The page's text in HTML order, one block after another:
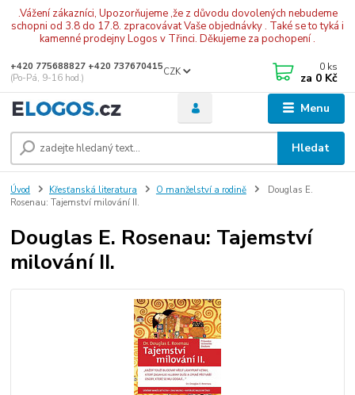
.Vážení zákazníci, Upozorňujeme ,že z důvodu dovolených nebudeme
schopni od 3.8 do 17.8. zpracovávat Vaše objednávky . Také se to tyká i
kamenné prodejny Logos v Třinci. Děkujeme za pochopení .
Menu
CZK
Hledat
+420 775688827 +420 737670415
(Po-Pá, 9-16 hod.)
0 ks
za 0 Kč
Úvod Křesťanská literatura O manželství a rodině
Douglas E.
Rosenau: Tajemství milování II.
Douglas E. Rosenau: Tajemství
milování II.